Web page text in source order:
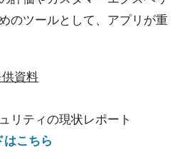
のツールとして、アプリが重
資料
リティの現状レポート
はこちら